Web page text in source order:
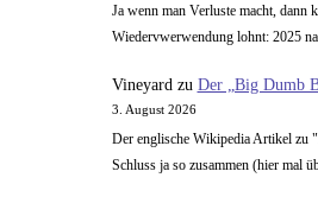
Ja wenn man Verluste macht, dann
Wiedervwerwendung lohnt: 2025
Vineyardzu Der „Big Dumb
3. August 2026
Der englische Wikipedia Artikel zu
Schluss ja so zusammen (hier mal